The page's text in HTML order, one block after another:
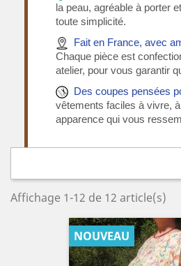
la peau, agréable à porter
toute simplicité.
Fait en France, avec
Chaque pièce est
atelier, pour vous garantir
Des coupes pensées
vêtements faciles à vivre,
apparence qui vous
Affichage 1-12 de 12 article(s)
NOUVEAU